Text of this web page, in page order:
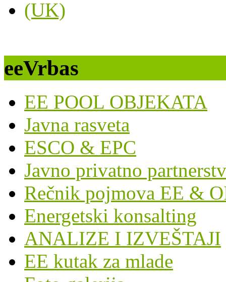
eeVrbas
EE POOL OBJEKATA
Javna rasveta
ESCO & EPC
Javno privatno
Rečnik pojmova EE &
Energetski konsalting
ANALIZE I IZVEŠTAJI
EE kutak za mlade